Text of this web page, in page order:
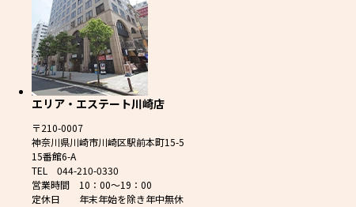
エリア・エステート川崎店
〒210-0007
神奈川県川崎市川崎区駅前本町15-5
15番館6-A
TEL 044-210-0330
営業時間 10：00～19：00
定休日 年末年始を除き年中無休